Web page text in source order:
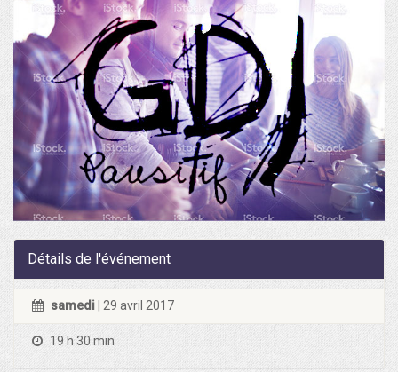
Détails de l'événement
samedi | 29 avril 2017
19 h 30 min